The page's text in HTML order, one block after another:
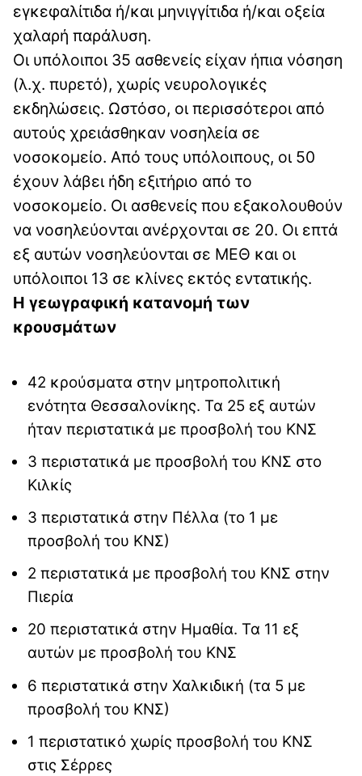
εγκεφαλίτιδα ή/και μηνιγγίτιδα ή/και οξεία
χαλαρή παράλυση.
Οι υπόλοιποι 35 ασθενείς είχαν ήπια νόσηση
(λ.χ. πυρετό), χωρίς νευρολογικές
εκδηλώσεις. Ωστόσο, οι περισσότεροι από
αυτούς χρειάσθηκαν νοσηλεία σε
νοσοκομείο. Από τους υπόλοιπους, οι 50
έχουν λάβει ήδη εξιτήριο από το
νοσοκομείο. Οι ασθενείς που εξακολουθούν
να νοσηλεύονται ανέρχονται σε 20. Οι επτά
εξ αυτών νοσηλεύονται σε ΜΕΘ και οι
υπόλοιποι 13 σε κλίνες εκτός εντατικής.
Η γεωγραφική κατανομή των
κρουσμάτων
42 κρούσματα στην μητροπολιτική
ενότητα Θεσσαλονίκης. Τα 25 εξ αυτών
ήταν περιστατικά με προσβολή του ΚΝΣ
3 περιστατικά με προσβολή του ΚΝΣ στο
Κιλκίς
3 περιστατικά στην Πέλλα (το 1 με
προσβολή του ΚΝΣ)
2 περιστατικά με προσβολή του ΚΝΣ στην
Πιερία
20 περιστατικά στην Ημαθία. Τα 11 εξ
αυτών με προσβολή του ΚΝΣ
6 περιστατικά στην Χαλκιδική (τα 5 με
προσβολή του ΚΝΣ)
1 περιστατικό χωρίς προσβολή του ΚΝΣ
στις Σέρρες